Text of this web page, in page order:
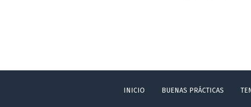
INICIO BUENAS PRÁCTICAS